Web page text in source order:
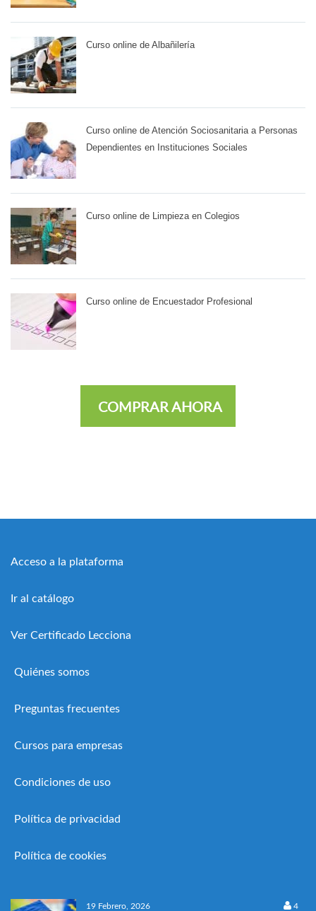
Curso online de Albañilería
Curso online de Atención Sociosanitaria a Personas
Dependientes en Instituciones Sociales
Curso online de Limpieza en Colegios
Curso online de Encuestador Profesional
COMPRAR AHORA
Acceso a la plataforma
Ir al catálogo
Ver Certificado Lecciona
Quiénes somos
Preguntas frecuentes
Cursos para empresas
Condiciones de uso
Política de privacidad
Política de cookies
19 Febrero, 2026 4